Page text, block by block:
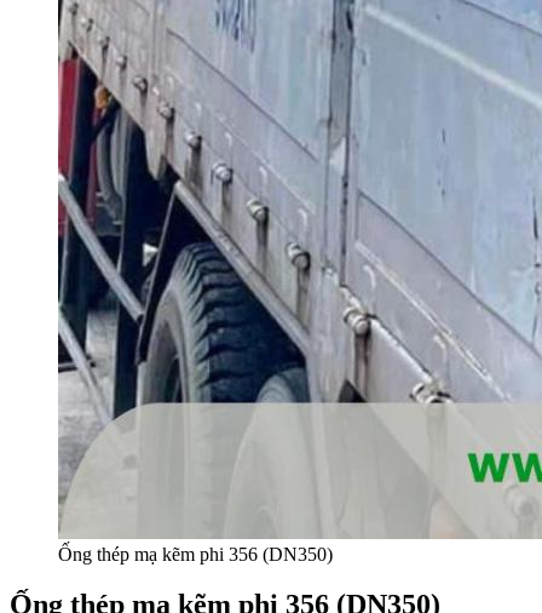
Ống thép mạ kẽm phi 356 (DN350)
Ống thép mạ kẽm phi 356 (DN350)